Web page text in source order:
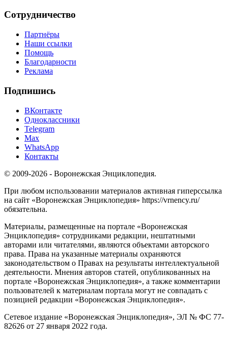
Сотрудничество
Партнёры
Наши ссылки
Помощь
Благодарности
Реклама
Подпишись
ВКонтакте
Одноклассники
Telegram
Max
WhatsApp
Контакты
© 2009-2026 - Воронежская Энциклопедия.
При любом использовании материалов активная гиперссылка
на сайт «Воронежская Энциклопедия» https://vrnency.ru/
обязательна.
Материалы, размещенные на портале «Воронежская
Энциклопедия» сотрудниками редакции, нештатными
авторами или читателями, являются объектами авторского
права. Права на указанные материалы охраняются
законодательством о Правах на результаты интеллектуальной
деятельности. Мнения авторов статей, опубликованных на
портале «Воронежская Энциклопедия», а также комментарии
пользователей к материалам портала могут не совпадать с
позицией редакции «Воронежская Энциклопедия».
Сетевое издание «Воронежская Энциклопедия», ЭЛ № ФС 77-
82626 от 27 января 2022 года.